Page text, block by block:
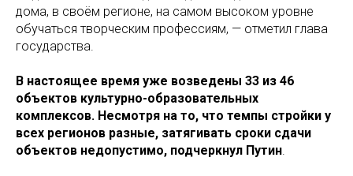
дома, в своём регионе, на самом высоком уровне
обучаться творческим профессиям, — отметил глава
государства.
В настоящее время уже возведены 33 из 46
объектов культурно-образовательных
комплексов. Несмотря на то, что темпы стройки у
всех регионов разные, затягивать сроки сдачи
объектов недопустимо, подчеркнул Путин